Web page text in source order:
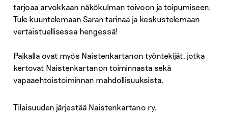
tarjoaa arvokkaan näkökulman toivoon ja toipumiseen.
Tule kuuntelemaan Saran tarinaa ja keskustelemaan
vertaistuellisessa hengessä!
Paikalla ovat myös Naistenkartanon työntekijät, jotka
kertovat Naistenkartanon toiminnasta sekä
vapaaehtoistoiminnan mahdollisuuksista.
Tilaisuuden järjestää Naistenkartano ry.